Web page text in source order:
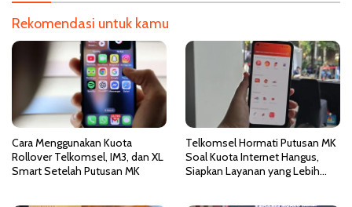
s
i
s
Rekomendasi untuk kamu
Cara Menggunakan Kuota
Rollover Telkomsel, IM3, dan XL
Smart Setelah Putusan MK
Telkomsel Hormati Putusan MK
Soal Kuota Internet Hangus,
Siapkan Layanan yang Lebih